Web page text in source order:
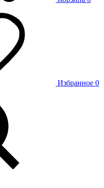
Избранное 0